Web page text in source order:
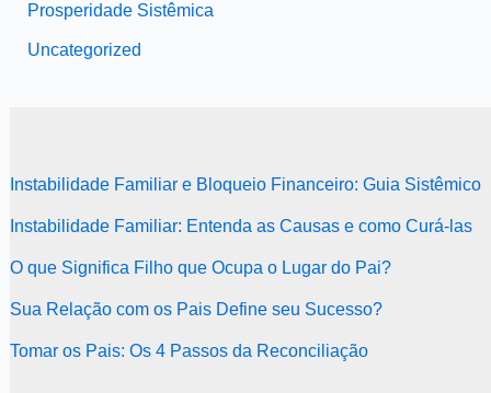
Prosperidade Sistêmica
Uncategorized
Instabilidade Familiar e Bloqueio Financeiro: Guia Sistêmico
Instabilidade Familiar: Entenda as Causas e como Curá-las
O que Significa Filho que Ocupa o Lugar do Pai?
Sua Relação com os Pais Define seu Sucesso?
Tomar os Pais: Os 4 Passos da Reconciliação